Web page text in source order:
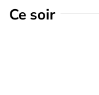
Ce soir